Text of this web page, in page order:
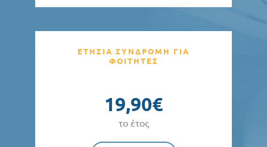
ΕΤΗΣΙΑ ΣΥΝΔΡΟΜΗ ΓΙΑ
ΦΟΙΤΗΤΕΣ
19,90€
το έτος